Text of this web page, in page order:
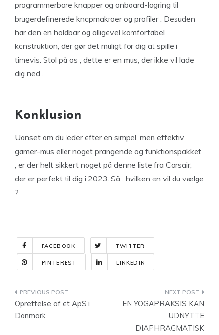
programmerbare knapper og onboard-lagring til
brugerdefinerede knapmakroer og profiler . Desuden
har den en holdbar og alligevel komfortabel
konstruktion, der gør det muligt for dig at spille i
timevis. Stol på os , dette er en mus, der ikke vil lade
dig ned .
Konklusion
Uanset om du leder efter en simpel, men effektiv
gamer-mus eller noget prangende og funktionspakket
, er der helt sikkert noget på denne liste fra Corsair,
der er perfekt til dig i 2023. Så , hvilken en vil du vælge
?
FACEBOOK TWITTER
PINTEREST LINKEDIN
Indlægsnavigation
Oprettelse af et ApS i
Danmark
EN YOGAPRAKSIS KAN
UDNYTTE
DIAPHRAGMATISK